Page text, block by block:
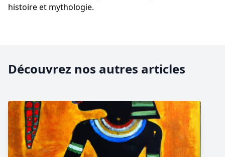
histoire et mythologie.
Découvrez nos autres articles